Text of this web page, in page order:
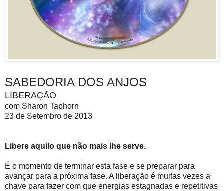
SABEDORIA DOS ANJOS
LIBERAÇÃO
com Sharon Taphorn
23 de Setembro de 2013
Libere aquilo que não mais lhe serve.
É o momento de terminar esta fase e se preparar para
avançar para a próxima fase. A liberação é muitas vezes a
chave para fazer com que energias estagnadas e repetitivas